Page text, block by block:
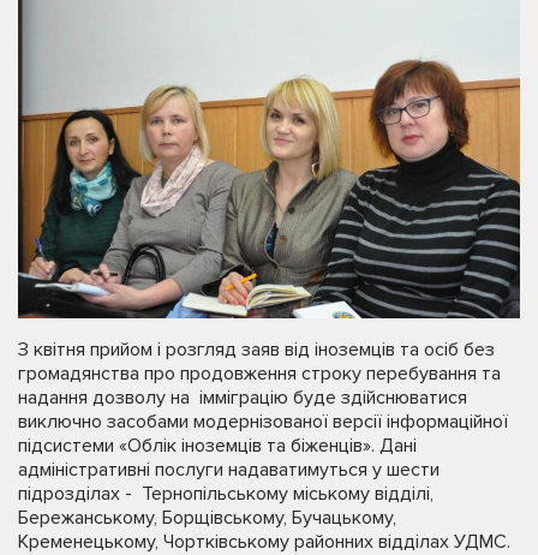
З квітня прийом і розгляд заяв від іноземців та осіб без
громадянства про продовження строку перебування та
надання дозволу на імміграцію буде здійснюватися
виключно засобами модернізованої версії інформаційної
підсистеми «Облік іноземців та біженців». Дані
адміністративні послуги надаватимуться у шести
підрозділах - Тернопільському міському відділі,
Бережанському, Борщівському, Бучацькому,
Кременецькому, Чортківському районних відділах УДМС.